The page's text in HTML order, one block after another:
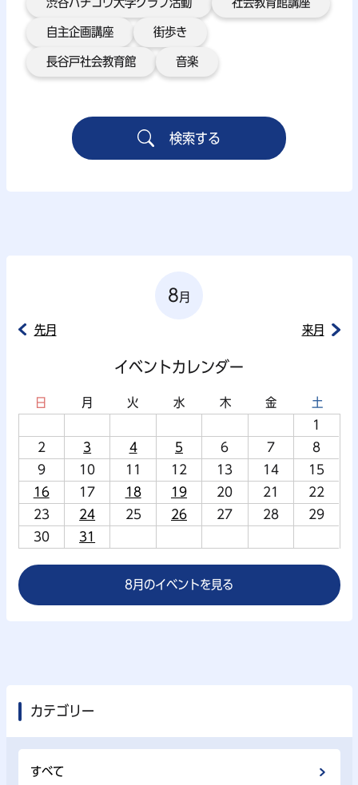
渋谷ハチコウ大学クラブ活動 社会教育館講座
自主企画講座 街歩き
長谷戸社会教育館 音楽
8月
先月 来月
イベントカレンダー
日 月 火 水 木 金
土
1
2
3 4 5 6 7
8
9
10 11 12 13 14
15
16
17 18 19 20 21
22
23
24 25 26 27 28
29
30
31
8月のイベントを見る
カテゴリー
すべて